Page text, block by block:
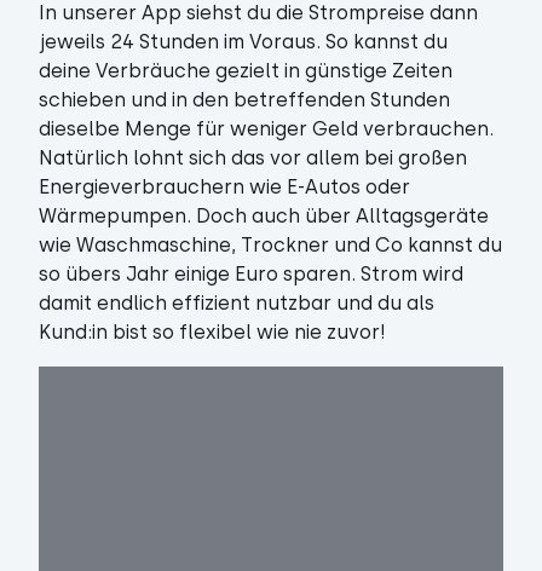
In unserer App siehst du die Strompreise dann
jeweils 24 Stunden im Voraus. So kannst du
deine Verbräuche gezielt in günstige Zeiten
schieben und in den betreffenden Stunden
dieselbe Menge für weniger Geld verbrauchen.
Natürlich lohnt sich das vor allem bei großen
Energieverbrauchern wie E-Autos oder
Wärmepumpen. Doch auch über Alltagsgeräte
wie Waschmaschine, Trockner und Co kannst du
so übers Jahr einige Euro sparen. Strom wird
damit endlich effizient nutzbar und du als
Kund:in bist so flexibel wie nie zuvor!